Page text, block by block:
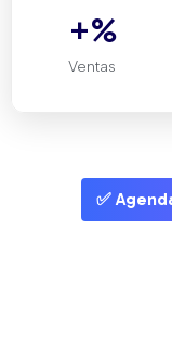
Ventas
+%
✅